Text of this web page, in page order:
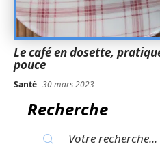
Le café en dosette,
pouce
Santé 30 mars 2023
Recherche